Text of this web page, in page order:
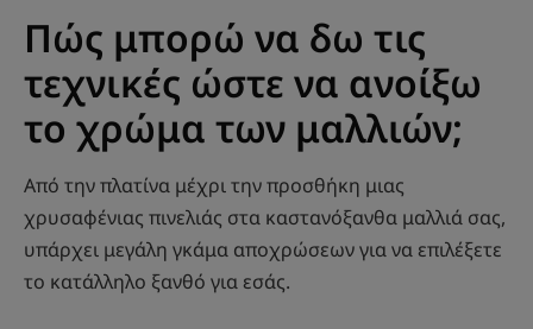
Πώς μπορώ να δω τις
τεχνικές ώστε να ανοίξω
το χρώμα των μαλλιών;
Από την πλατίνα μέχρι την προσθήκη μιας
χρυσαφένιας πινελιάς στα καστανόξανθα μαλλιά σας,
υπάρχει μεγάλη γκάμα αποχρώσεων για να επιλέξετε
το κατάλληλο ξανθό για εσάς.